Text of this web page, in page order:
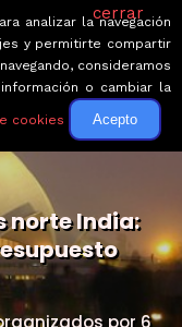
norte India:
por 6
cerrar
analizar la navegación
y permitirte compartir
consideramos
o cambiar la
cookies Acepto